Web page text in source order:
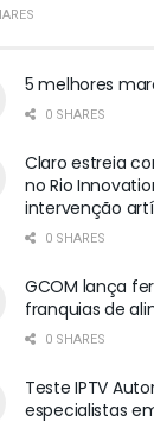
5 melhores
0 SHARES
Claro estreia
no Rio
intervenção
0 SHARES
GCOM lança
franquias de
0 SHARES
Teste IPTV
especialistas